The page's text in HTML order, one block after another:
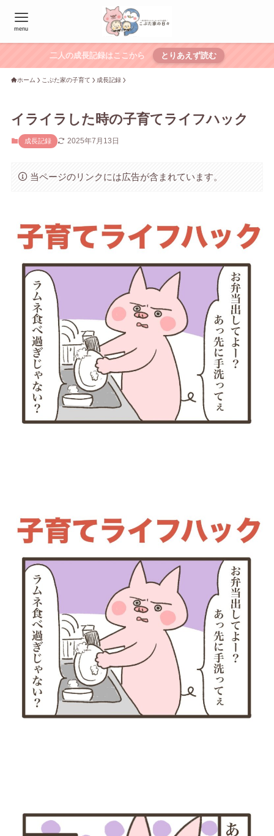
menu
二人の成長記録はここから とりあえず読む
ホーム こぶた家の子育て 成長記録
イライラした時の子育てライフハック
成長記録 2025年7月13日
当ページのリンクには広告が含まれています。